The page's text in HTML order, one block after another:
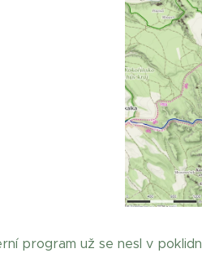
program už se nesl v